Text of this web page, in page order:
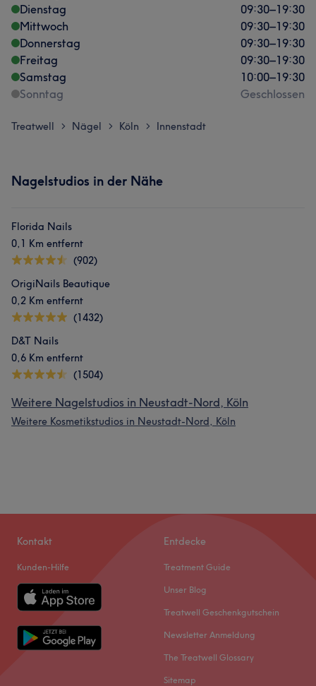
Dienstag
09:30–19:30
Mittwoch
09:30–19:30
Donnerstag
09:30–19:30
Freitag
09:30–19:30
Samstag
10:00–19:30
Sonntag
Geschlossen
Treatwell > Nägel > Köln > Innenstadt
Nagelstudios in der Nähe
Florida Nails
0,1 Km entfernt
(902)
OrigiNails Beautique
0,2 Km entfernt
(1432)
D&T Nails
0,6 Km entfernt
(1504)
Weitere Nagelstudios in Neustadt-Nord, Köln
Weitere Kosmetikstudios in Neustadt-Nord, Köln
Kontakt
Kunden-Hilfe
Entdecke
Treatment Guide
Unser Blog
Treatwell Geschenkgutschein
Newsletter Anmeldung
The Treatwell Glossary
Sitemap